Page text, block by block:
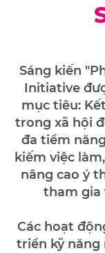
Sáng kiến
Initiative
mục tiêu:
trong xã hội
đa tiềm
kiếm việc
nâng cao ý
tham gia
Các hoạt
triển kỹ năng